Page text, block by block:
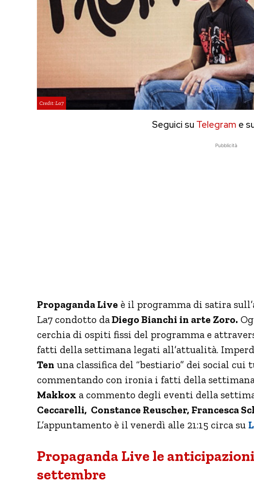
Credit: La7
Seguici su Telegram e
Pubblicità
Propaganda Live è il programma di satira
La7 condotto daDiego Bianchi in arte Zoro.
cerchia di ospiti fissi del programma e
fatti della settimana legati all’attualità.
Ten una classifica del “bestiario” dei social
commentando con ironia i fatti della
Makkox a commento degli eventi della
Ceccarelli, Constance Reuscher, Francesca
L’appuntamento è il venerdì alle 21:15 circa su
Propaganda Live le
settembre